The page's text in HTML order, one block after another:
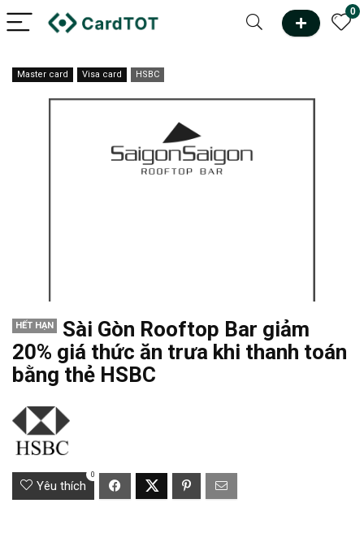
0
Master card Visa card HSBC
HẾT HẠN
Sài Gòn Rooftop Bar giảm
20% giá thức ăn trưa khi thanh toán
bằng thẻ HSBC
Yêu thích
0